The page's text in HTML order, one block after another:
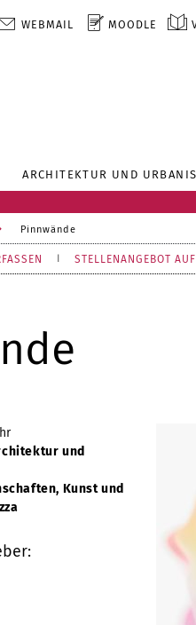
WEBMAIL MOODLE
ARCHITEKTUR UND
Pinnwände
STELLENANGEBOT
und
Kunst und